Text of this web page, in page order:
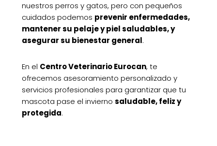
nuestros perros y gatos, pero con pequeños
cuidados podemos prevenir enfermedades,
mantener su pelaje y piel saludables, y
asegurar su bienestar general.
En el Centro Veterinario Eurocan, te
ofrecemos asesoramiento personalizado y
servicios profesionales para garantizar que tu
mascota pase el invierno saludable, feliz y
protegida.